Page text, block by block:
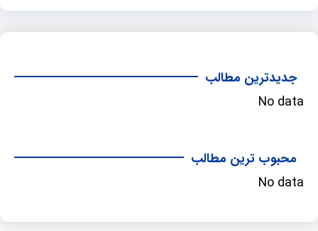
جدیدترین مطالب
No data
محبوب ترین مطالب
No data